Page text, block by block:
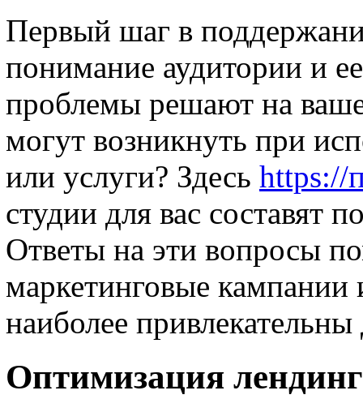
Первый шаг в
понимание аудитории и
проблемы решают на
могут возникнуть при
или услуги? Здесь https://
студии для вас составят
Ответы на эти вопросы
маркетинговые кампании
наиболее
Оптимизация